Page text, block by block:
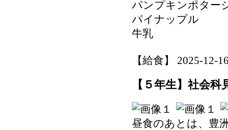
パンプキンポター
パイナップル
牛乳
【給食】 2025-12-
【５年生】社会科
昼食のあとは、豊